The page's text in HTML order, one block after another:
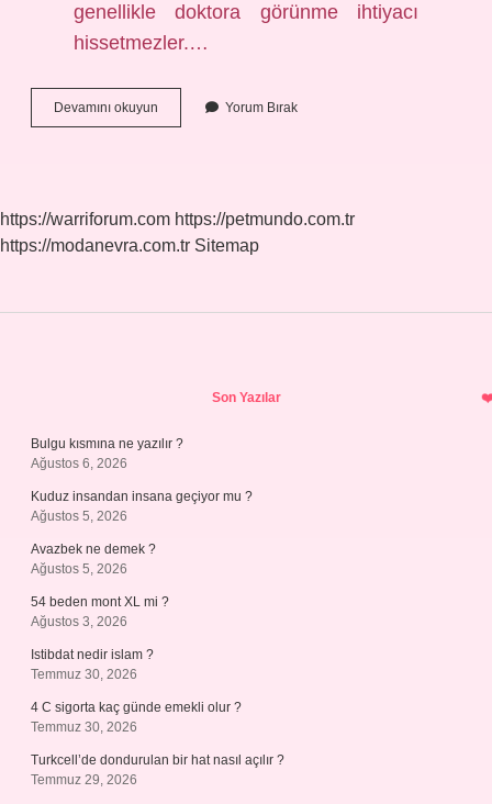
genellikle doktora görünme ihtiyacı
hissetmezler.…
Devamını okuyun
Bağırsak
Yorum Bırak
https://warriforum.com https://petmundo.com.tr
https://modanevra.com.tr Sitemap
Son Yazılar
Bulgu kısmına ne yazılır ?
Ağustos 6, 2026
Kuduz insandan insana geçiyor mu ?
Ağustos 5, 2026
Avazbek ne demek ?
Ağustos 5, 2026
54 beden mont XL mi ?
Ağustos 3, 2026
Istibdat nedir islam ?
Temmuz 30, 2026
4 C sigorta kaç günde emekli olur ?
Temmuz 30, 2026
Turkcell’de dondurulan bir hat nasıl açılır ?
Temmuz 29, 2026